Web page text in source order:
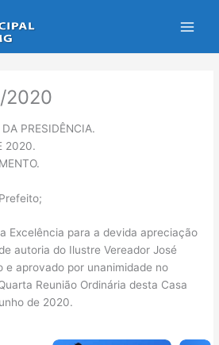
2020
PRESIDÊNCIA.
2020.
Excelência para a devida apreciação
autoria do Ilustre Vereador José
e aprovado por unanimidade no
Reunião Ordinária desta Casa
de 2020.